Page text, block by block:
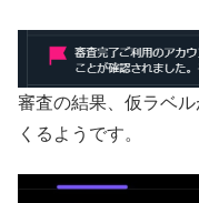
審査の結果、仮ラベ
くるようです。